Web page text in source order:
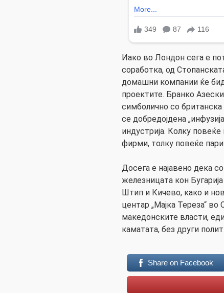
Иако во Лондон сега е
соработка, од
домашни компании ќе
проектите. Бранко
симболично со
се добредојдена
индустрија. Колку
фирми, толку повеќе пари
Досега е најавено дека
железницата кон
Штип и Кичево, како и
центар „Мајка Тереза“ во
македонските власти,
каматата, без други
Share on Facebook